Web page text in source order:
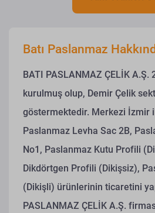
Batı Paslanmaz
BATI PASLANMAZ ÇELİK A.Ş.
kurulmuş olup, Demir Çelik
göstermektedir. Merkezi İzmir
Paslanmaz Levha Sac 2B,
No1, Paslanmaz Kutu Profili
Dikdörtgen Profili (Dikişsiz),
(Dikişli) ürünlerinin ticaretini
PASLANMAZ ÇELİK A.Ş.